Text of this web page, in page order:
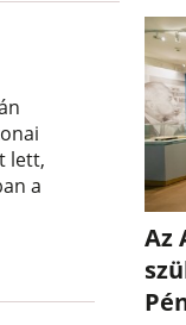
lett,
a
Az